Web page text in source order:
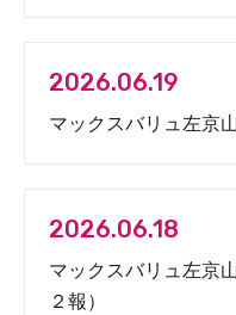
2026.06.19
マックスバリュ左京
2026.06.18
マックスバリュ左京
２報）